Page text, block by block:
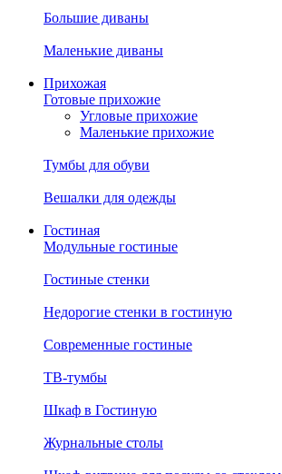
Большие диваны
Маленькие диваны
Прихожая
Готовые прихожие
Угловые прихожие
Маленькие прихожие
Тумбы для обуви
Вешалки для одежды
Гостиная
Модульные гостиные
Гостиные стенки
Недорогие стенки в гостиную
Современные гостиные
ТВ-тумбы
Шкаф в Гостиную
Журнальные столы